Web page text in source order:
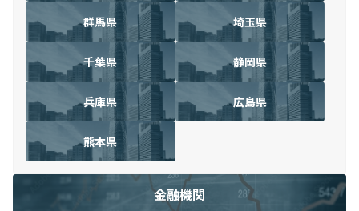
群馬県 埼玉県
千葉県 静岡県
兵庫県 広島県
熊本県
金融機関